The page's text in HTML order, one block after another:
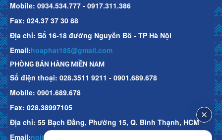
Mobile: 0934.534.777 - 0917.311.386
Fax: 024.37 37 30 88
Địa chỉ: Số 16-18 đường Nguyễn Bồ - TP Hà Nội
Email:hoaphat185@gmail.com
PHÒNG BÁN HÀNG MIỀN NAM
Số điện thoại: 028.3511 9211 - 0901.689.678
Mobile: 0901.689.678
Fax: 028.38997105
Địa chỉ: 55 Bạch Đằng, Phường 15, Q. Bình Thạnh, HCM
Email:noithathoaphattot@gmail.com